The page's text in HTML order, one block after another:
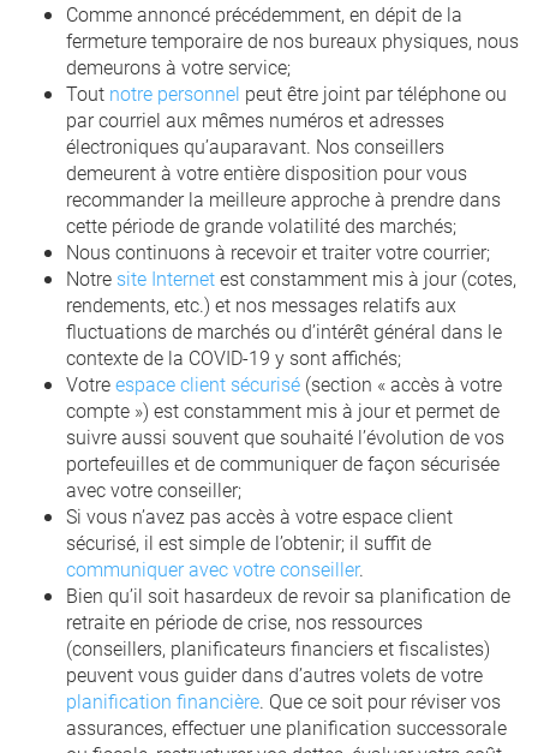
Comme annoncé précédemment, en dépit de la
fermeture temporaire de nos bureaux physiques, nous
demeurons à votre service;
Tout notre personnel peut être joint par téléphone ou
par courriel aux mêmes numéros et adresses
électroniques qu’auparavant. Nos conseillers
demeurent à votre entière disposition pour vous
recommander la meilleure approche à prendre dans
cette période de grande volatilité des marchés;
Nous continuons à recevoir et traiter votre courrier;
Notre site Internetest constamment mis à jour (cotes,
rendements, etc.) et nos messages relatifs aux
fluctuations de marchés ou d’intérêt général dans le
contexte de la COVID-19 y sont affichés;
Votreespace client sécurisé (section « accès à votre
compte ») est constamment mis à jour et permet de
suivre aussi souvent que souhaité l’évolution de vos
portefeuilles et de communiquer de façon sécurisée
avec votre conseiller;
Si vous n’avez pas accès à votre espace client
sécurisé, il est simple de l’obtenir; il suffit de
communiquer avec votre conseiller.
Bien qu’il soit hasardeux de revoir sa planification de
retraite en période de crise, nos ressources
(conseillers, planificateurs financiers et fiscalistes)
peuvent vous guider dans d’autres volets de votre
planification financière. Que ce soit pour réviser vos
assurances, effectuer une planification successorale